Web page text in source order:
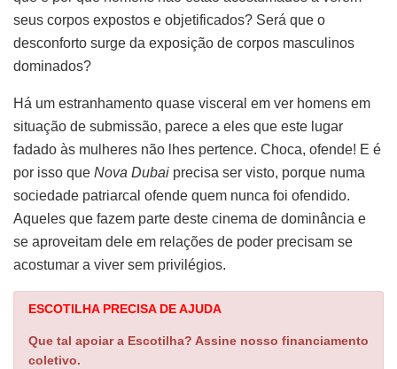
seus corpos expostos e objetificados? Será que o
desconforto surge da exposição de corpos masculinos
dominados?
Há um estranhamento quase visceral em ver homens em
situação de submissão, parece a eles que este lugar
fadado às mulheres não lhes pertence. Choca, ofende! E é
por isso que Nova Dubai precisa ser visto, porque numa
sociedade patriarcal ofende quem nunca foi ofendido.
Aqueles que fazem parte deste cinema de dominância e
se aproveitam dele em relações de poder precisam se
acostumar a viver sem privilégios.
ESCOTILHA PRECISA DE AJUDA
Que tal apoiar a Escotilha? Assine nosso financiamento
coletivo.